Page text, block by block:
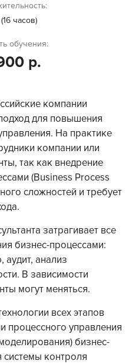
часов)
обучения:
р.
компании
для повышения
На практике
компании или
так как внедрение
(Business Process
сложностей и требует
затрагивает все
бизнес-процессами:
аудит, анализ
В зависимости
могут меняться.
всех этапов
процессного управления
бизнес-
системы контроля